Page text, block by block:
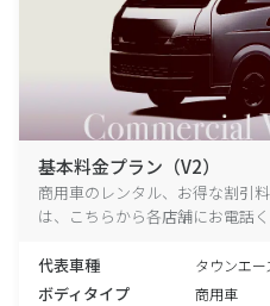
基本料金プラン（V2）
商用車のレンタル、お得な割引
は、こちらから各店舗にお電話く
代表車種 タウンエ
ボディタイプ 商用車